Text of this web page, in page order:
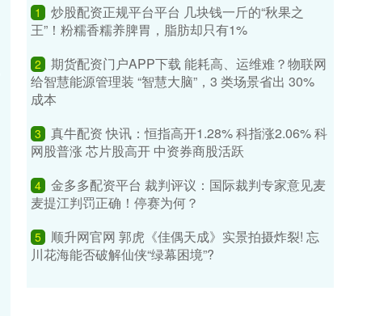
1
炒股配资正规平台平台 几块钱一斤的“秋果之
王”！粉糯香糯养脾胃，脂肪却只有1%
2
期货配资门户APP下载 能耗高、运维难？物联网
给智慧能源管理装 “智慧大脑”，3 类场景省出 30%
成本
3
真牛配资 快讯：恒指高开1.28% 科指涨2.06% 科
网股普涨 芯片股高开 中资券商股活跃
4 金多多配资平台 裁判评议：国际裁判专家意见麦
麦提江判罚正确！停赛为何？
5
顺升网官网 郭虎《佳偶天成》实景拍摄炸裂! 忘
川花海能否破解仙侠“绿幕困境”?